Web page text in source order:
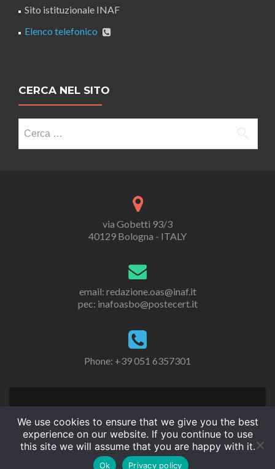
Sito istituzionale INAF
Elenco telefonico
CERCA NEL SITO
per:
via Gobetti 93/3
40129 Bologna - ITALY
email: redazione.oas@inaf.it
pec: inafoasbo@postecert.it
Phone: +39 051 6357301
We use cookies to ensure that we give you the best
experience on our website. If you continue to use
this site we will assume that you are happy with it.
Ok Privacy policy